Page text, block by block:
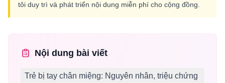
tôi duy trì và phát triển nội dung miễn phí cho cộng đồng.
Nội dung bài viết
Trẻ bị tay chân miệng: Nguyên nhân, triệu chứng